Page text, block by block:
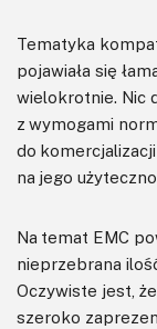
Tematyka
pojawiała się
wielokrotnie. Nic
z wymogami
do
na jego
Na temat EMC
nieprzebrana
Oczywiste jest,
szeroko